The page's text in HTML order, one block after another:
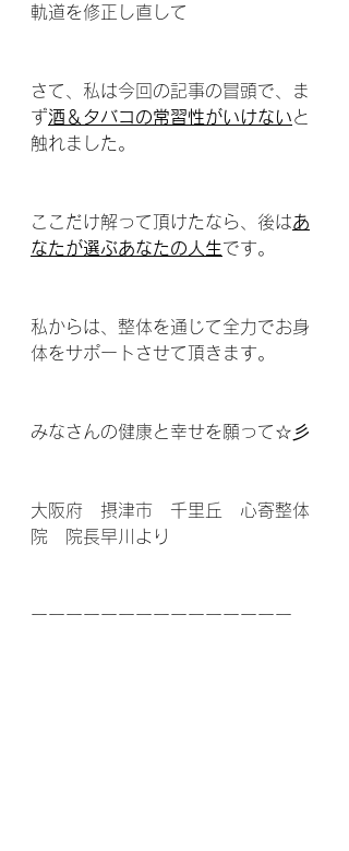
軌道を修正し直して
さて、私は今回の記事の冒頭で、ま
ず酒＆タバコの常習性がいけないと
触れました。
ここだけ解って頂けたなら、後はあ
なたが選ぶあなたの人生です。
私からは、整体を通じて全力でお身
体をサポートさせて頂きます。
みなさんの健康と幸せを願って☆彡
大阪府　摂津市　千里丘　心寄整体
院　院長早川より
ーーーーーーーーーーーーーーー